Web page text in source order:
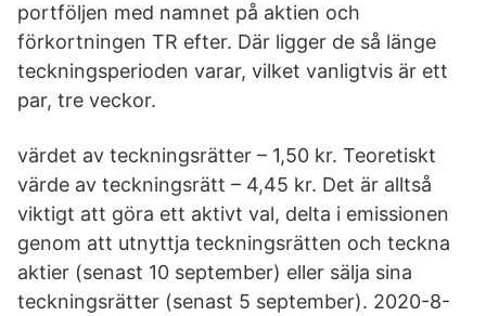
portföljen med namnet på aktien och
förkortningen TR efter. Där ligger de så länge
teckningsperioden varar, vilket vanligtvis är ett
par, tre veckor.
värdet av teckningsrätter – 1,50 kr. Teoretiskt
värde av teckningsrätt – 4,45 kr. Det är alltså
viktigt att göra ett aktivt val, delta i emissionen
genom att utnyttja teckningsrätten och teckna
aktier (senast 10 september) eller sälja sina
teckningsrätter (senast 5 september). 2020-8-